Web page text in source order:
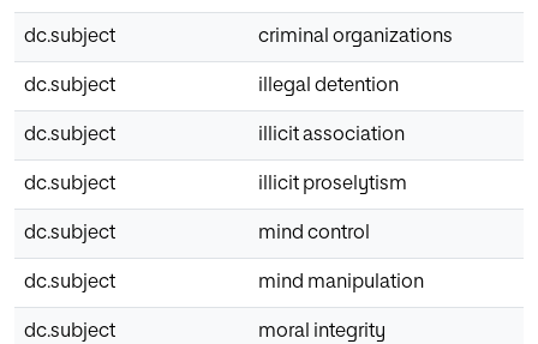
dc.subject criminal organizations
dc.subject illegal detention
dc.subject illicit association
dc.subject illicit proselytism
dc.subject mind control
dc.subject mind manipulation
dc.subject moral integrity